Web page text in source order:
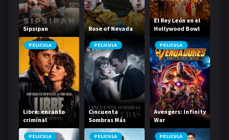
Sipsipan Rose of Nevada
El Rey León en el
Hollywood Bowl
PELICULA
Libre: encanto
criminal
PELICULA
Cincuenta
Sombras Más
Oscuras
PELICULA
Avengers: Infinity
War
PELICULA PELICULA PELICULA